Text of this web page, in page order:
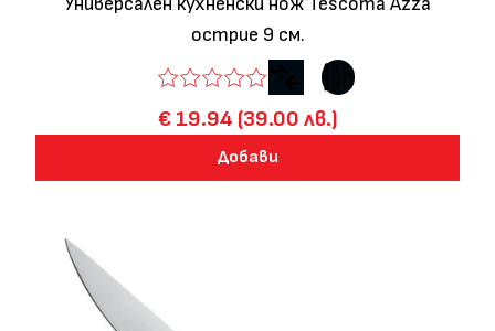
острие 9 см.
€ 19.94 (39.00 лв.)
Добави